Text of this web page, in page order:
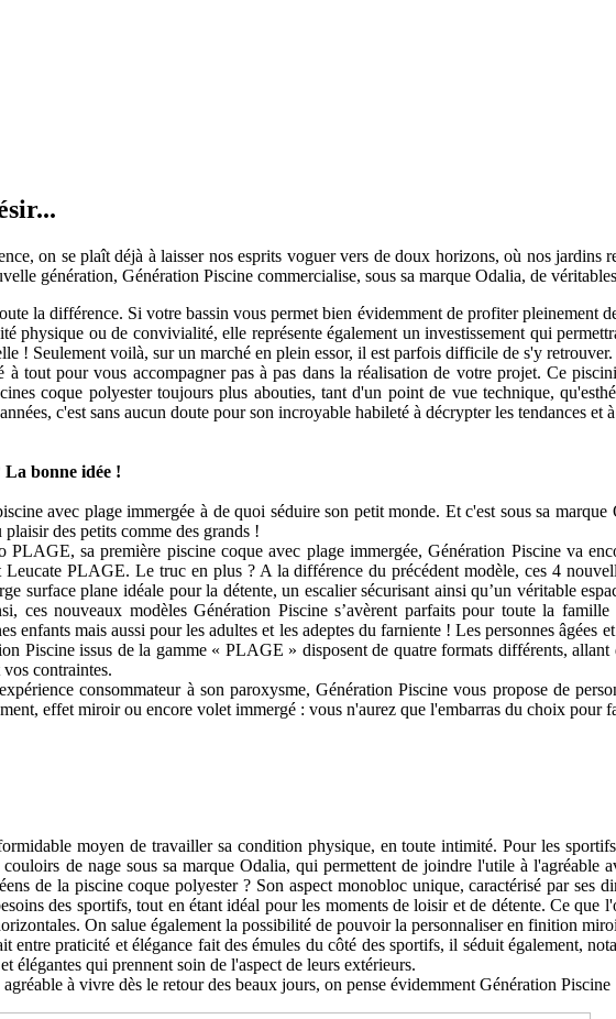
on se plaît déjà à laisser nos esprits voguer vers de doux horizons, où nos jardins
génération, Génération Piscine commercialise, sous sa marque Odalia, de
la différence. Si votre bassin vous permet bien évidemment de profiter pleinement
physique ou de convivialité, elle représente également un investissement qui
! Seulement voilà, sur un marché en plein essor, il est parfois difficile de s'y retrouver.
à tout pour vous accompagner pas à pas dans la réalisation de votre projet. Ce
coque polyester toujours plus abouties, tant d'un point de vue technique,
c'est sans aucun doute pour son incroyable habileté à décrypter les tendances
La bonne idée !
avec plage immergée à de quoi séduire son petit monde. Et c'est sous sa
des petits comme des grands !
PLAGE, sa première piscine coque avec plage immergée, Génération Piscine va
PLAGE. Le truc en plus ? A la différence du précédent modèle, ces 4
surface plane idéale pour la détente, un escalier sécurisant ainsi qu’un véritable
ces nouveaux modèles Génération Piscine s’avèrent parfaits pour toute la
enfants mais aussi pour les adultes et les adeptes du farniente ! Les personnes âgées
Piscine issus de la gamme « PLAGE » disposent de quatre formats différents,
contraintes.
consommateur à son paroxysme, Génération Piscine vous propose de
effet miroir ou encore volet immergé : vous n'aurez que l'embarras du choix pour
moyen de travailler sa condition physique, en toute intimité. Pour les
de nage sous sa marque Odalia, qui permettent de joindre l'utile à l'agréable
de la piscine coque polyester ? Son aspect monobloc unique, caractérisé par ses
des sportifs, tout en étant idéal pour les moments de loisir et de détente. Ce
On salue également la possibilité de pouvoir la personnaliser en finition
entre praticité et élégance fait des émules du côté des sportifs, il séduit également,
élégantes qui prennent soin de l'aspect de leurs extérieurs.
à vivre dès le retour des beaux jours, on pense évidemment Génération Piscine